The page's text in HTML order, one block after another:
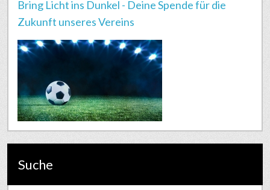
Bring Licht ins Dunkel - Deine Spende für die
Zukunft unseres Vereins
Suche